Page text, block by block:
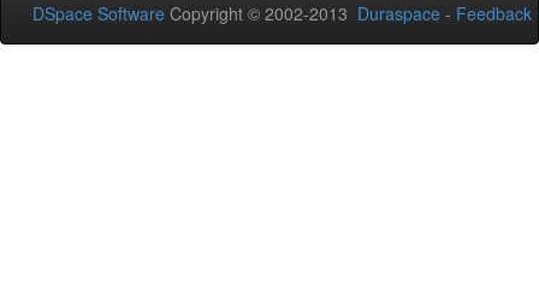
DSpace Software Copyright © 2002-2013 Duraspace - Feedback